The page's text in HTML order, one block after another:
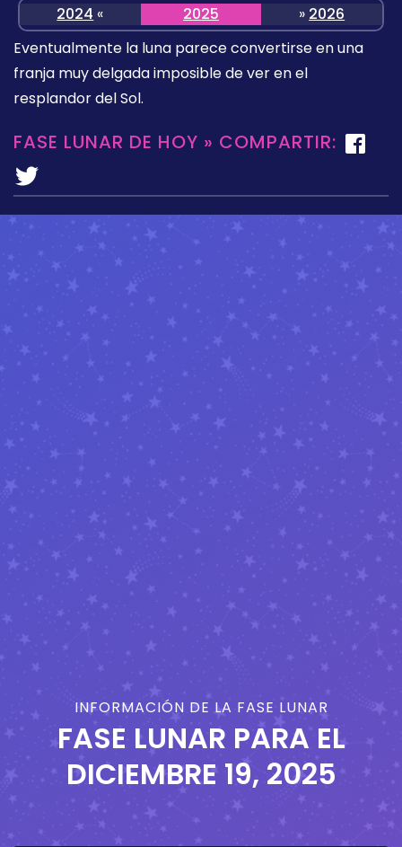
2024 « 2025 » 2026
Eventualmente la luna parece convertirse en una
franja muy delgada imposible de ver en el
resplandor del Sol.
FASE LUNAR DE HOY » COMPARTIR:
INFORMACIÓN DE LA FASE LUNAR
FASE LUNAR PARA EL
DICIEMBRE 19, 2025